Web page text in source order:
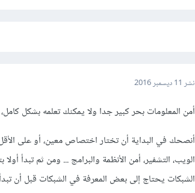
نشر 11 ديسمبر 2016
أمن المعلومات بحر كبير جدا ولا يمكنك تعلمه بشكل
أنصحك في البداية أن تختار اختصاص معين، أو على
الويب، التشفير، أمن الأنظمة والبرامج ... ومن ثم تبدأ
الشبكات يحتاج إلى بعض المعرفة في الشبكات قبل أن